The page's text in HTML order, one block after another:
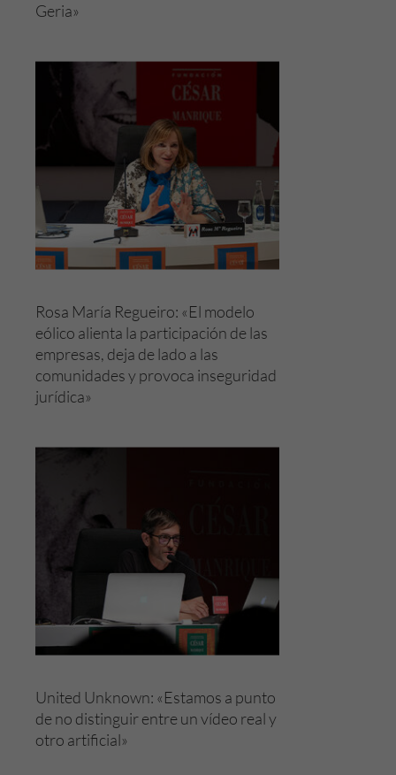
Geria»
Rosa María Regueiro: «El modelo
eólico alienta la participación de las
empresas, deja de lado a las
comunidades y provoca inseguridad
jurídica»
United Unknown: «Estamos a punto
de no distinguir entre un vídeo real y
otro artificial»